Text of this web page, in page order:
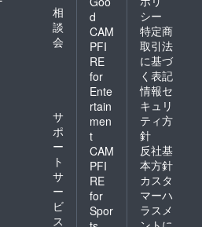
相
談
会
サ
ポ
ー
ト
サ
ー
ビ
ス
d
CAM
PFI
RE
for
Ente
rtain
men
t
CAM
PFI
RE
for
Spor
シー
特定商
取引法
に基づ
く表記
情報セ
キュリ
ティ方
針
反社基
本方針
カスタ
マーハ
ラスメ